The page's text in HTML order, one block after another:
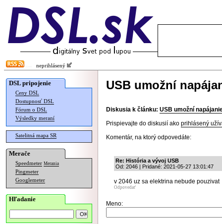
neprihlásený
DSL pripojenie
Ceny DSL
Dostupnosť DSL
Fórum o DSL
Výsledky meraní
Satelitná mapa SR
Merače
Speedmeter Merania
Pingmeter
Googlemeter
Hľadanie
USB umožní
Diskusia k článku: USB umožní
Prispievajte do diskusií ako prihlásený
Komentár, na ktorý odpovedáte:
Re: História a vývoj USB
Od: 2046 | Pridané: 2021-05-27 13:01:47
v 2046 uz sa elektrina nebude pouzivat
Odpovedať
Meno: